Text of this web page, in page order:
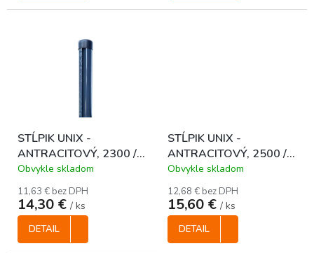
STĹPIK UNIX -
ANTRACITOVÝ, 2300 /
48 mm
Obvykle skladom
11,63 € bez DPH
14,30 € / ks
DETAIL
STĹPIK UNIX -
ANTRACITOVÝ, 2500 /
48 mm
Obvykle skladom
12,68 € bez DPH
15,60 € / ks
DETAIL